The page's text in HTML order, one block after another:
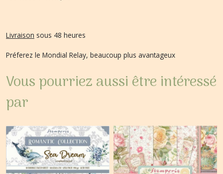
Livraison sous 48 heures
Préferez le Mondial Relay, beaucoup plus avantageux
Vous pourriez aussi être intéressé
par